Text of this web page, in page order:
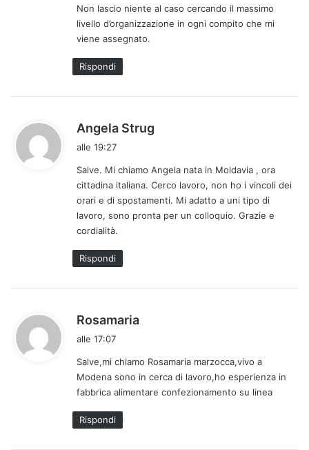
Non lascio niente al caso cercando il massimo
livello d’organizzazione in ogni compito che mi
viene assegnato.
Rispondi
Angela Strug
e
t
t
o
alle 19:27
Salve. Mi chiamo Angela nata in Moldavia , ora
cittadina italiana. Cerco lavoro, non ho i vincoli dei
orari e di spostamenti. Mi adatto a uni tipo di
lavoro, sono pronta per un colloquio. Grazie e
cordialità.
Rispondi
Rosamaria
e
t
t
alle 17:07
Salve,mi chiamo Rosamaria marzocca,vivo a
Modena sono in cerca di lavoro,ho esperienza in
fabbrica alimentare confezionamento su linea
Rispondi